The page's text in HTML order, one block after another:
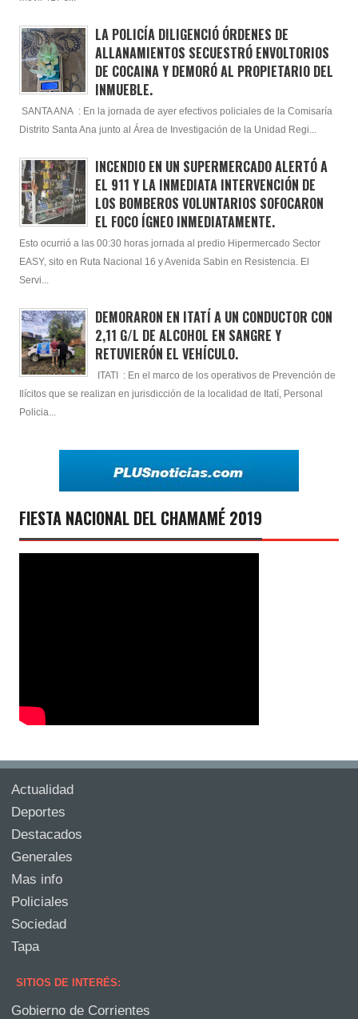
LA POLICÍA DILIGENCIÓ ÓRDENES DE
ALLANAMIENTOS SECUESTRÓ ENVOLTORIOS
DE COCAINA Y DEMORÓ AL PROPIETARIO DEL
INMUEBLE.
SANTA ANA : En la jornada de ayer efectivos policiales de la Comisaría
Distrito Santa Ana junto al Área de Investigación de la Unidad Regi...
INCENDIO EN UN SUPERMERCADO ALERTÓ A
EL 911 Y LA INMEDIATA INTERVENCIÓN DE
LOS BOMBEROS VOLUNTARIOS SOFOCARON
EL FOCO ÍGNEO INMEDIATAMENTE.
Esto ocurrió a las 00:30 horas jornada al predio Hipermercado Sector
EASY, sito en Ruta Nacional 16 y Avenida Sabin en Resistencia. El
Servi...
DEMORARON EN ITATÍ A UN CONDUCTOR CON
2,11 G/L DE ALCOHOL EN SANGRE Y
RETUVIERÓN EL VEHÍCULO.
ITATI : En el marco de los operativos de Prevención de
Ilícitos que se realizan en jurisdicción de la localidad de Itatí, Personal
Policia...
FIESTA NACIONAL DEL CHAMAMÉ 2019
Actualidad
Deportes
Destacados
Generales
Mas info
Policiales
Sociedad
Tapa
SITIOS DE INTERÉS:
Gobierno de Corrientes